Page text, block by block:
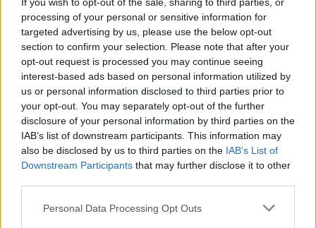
processing of your personal or sensitive information for
targeted advertising by us, please use the below opt-out
section to confirm your selection. Please note that after your
opt-out request is processed you may continue seeing
interest-based ads based on personal information utilized by
us or personal information disclosed to third parties prior to
your opt-out. You may separately opt-out of the further
disclosure of your personal information by third parties on the
IAB’s list of downstream participants. This information may
also be disclosed by us to third parties on the IAB’s List of
Downstream Participants that may further disclose it to other
Please note that this website/app uses one or more Google
Personal Data Processing Opt Outs
2026.08.06. Horváth Zsolt
A zárkában rosszul lett, elájult – ilyen
körülményekről számoltak be a szolnoki börtönből
Az ország több büntetés-végrehajtási intézetéből is hasonló
panaszok érkeztek a napokban, miután energiatakarékossági
intézkedéseket vezettek be...